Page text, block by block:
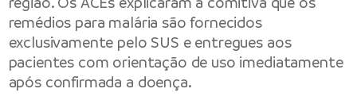
remédios para malária são fornecidos
exclusivamente pelo SUS e entregues aos
pacientes com orientação de uso imediatamente
após confirmada a doença.